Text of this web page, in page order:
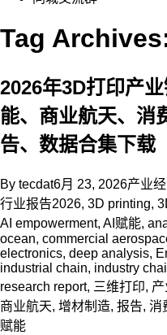
Tag
2026年3D打印产
能、商业航天、消
告、数据合集下载
By tecdat6月 23, 2026产业
行业报告2026, 3D printing,
AI empowerment, AI赋能,
ocean, commercial
electronics, deep analysis,
industrial chain, industry
research report, 三维打印,
商业航天, 增材制造, 报告, 消
赋能